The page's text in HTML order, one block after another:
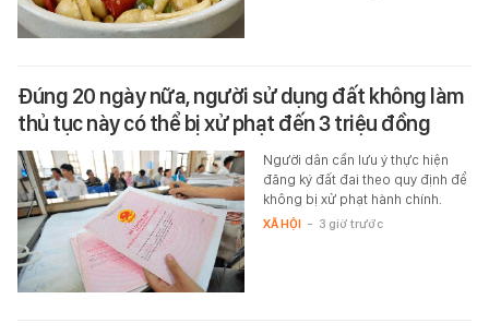
Đúng 20 ngày nữa, người sử dụng đất không làm
thủ tục này có thể bị xử phạt đến 3 triệu đồng
Người dân cần lưu ý thực hiện
đăng ký đất đai theo quy định để
không bị xử phạt hành chính.
XÃ HỘI - 3 giờ trước